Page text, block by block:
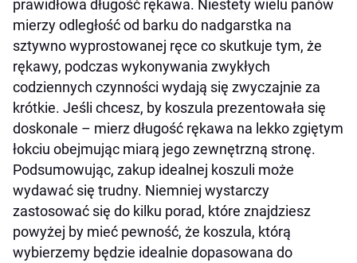
prawidłowa długość rękawa. Niestety wielu panów
mierzy odległość od barku do nadgarstka na
sztywno wyprostowanej ręce co skutkuje tym, że
rękawy, podczas wykonywania zwykłych
codziennych czynności wydają się zwyczajnie za
krótkie. Jeśli chcesz, by koszula prezentowała się
doskonale – mierz długość rękawa na lekko zgiętym
łokciu obejmując miarą jego zewnętrzną stronę.
Podsumowując, zakup idealnej koszuli może
wydawać się trudny. Niemniej wystarczy
zastosować się do kilku porad, które znajdziesz
powyżej by mieć pewność, że koszula, którą
wybierzemy będzie idealnie dopasowana do